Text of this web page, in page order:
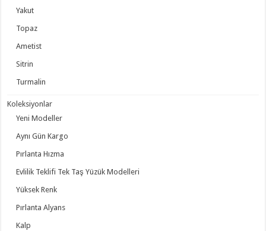
Yakut
Topaz
Ametist
Sitrin
Turmalin
Koleksiyonlar
Yeni Modeller
Aynı Gün Kargo
Pırlanta Hızma
Evlilik Teklifi Tek Taş Yüzük Modelleri
Yüksek Renk
Pırlanta Alyans
Kalp